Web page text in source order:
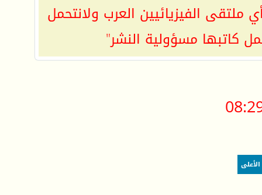
ملتقى الفيزيائيين العرب ولانتحمل
كاتبها مسؤولية النشر"
الأعلى